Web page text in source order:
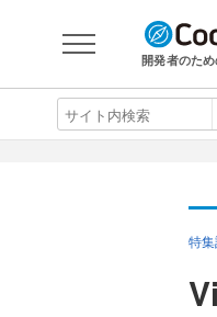
開発者のた
特